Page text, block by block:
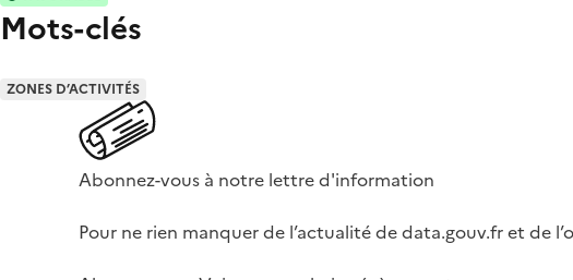
Mots-clés
ZONES D’ACTIVITÉS
Abonnez-vous à notre lettre d'information
Pour ne rien manquer de l’actualité de data.gouv.fr et de